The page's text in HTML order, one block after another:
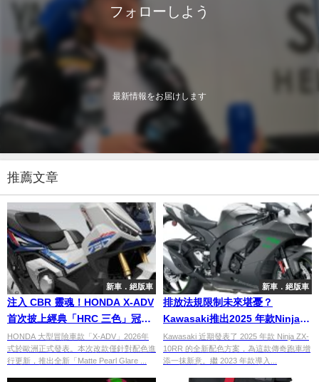
フォローしよう
最新情報をお届けします
推薦文章
新車．絕版車
注入 CBR 靈魂！HONDA X-ADV
首次披上經典「HRC 三色」冠軍
拉花
HONDA 大型冒險車款「X-ADV」2026年
式於歐洲正式發表。本次改款僅針對配色進
行更新，推出全新「Matte Pearl Glare ...
新車．絕版車
排放法規限制未來堪憂？
Kawasaki推出2025 年款Ninja
ZX-10RR新色登場
Kawasaki 近期發表了 2025 年款 Ninja ZX-
10RR 的全新配色方案，為這款傳奇跑車增
添一抹新意。繼 2023 年款導入...